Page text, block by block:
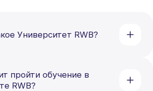
Университет RWB?
пройти обучение в
RWB?